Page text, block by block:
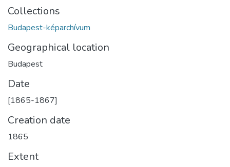
Collections
Budapest-képarchívum
Geographical location
Budapest
Date
[1865-1867]
Creation date
1865
Extent